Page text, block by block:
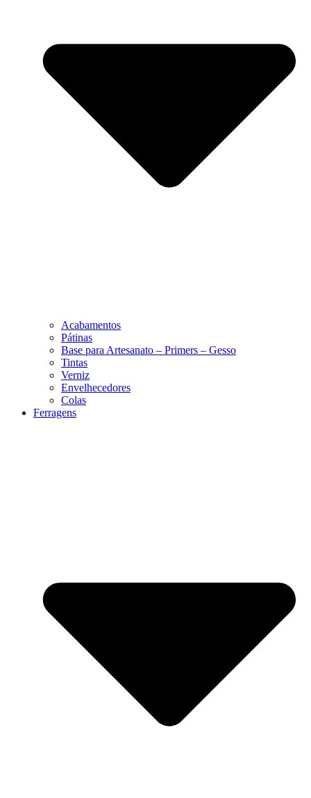
Acabamentos
Pátinas
Base para Artesanato – Primers – Gesso
Tintas
Verniz
Envelhecedores
Colas
Ferragens